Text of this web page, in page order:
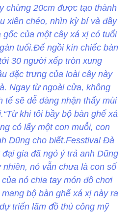
chừng 20cm được tạo thành
xiên chéo, nhìn kỳ bí và đầy
của một cây xá xị có tuổi
tuổi.Để ngồi kín chiếc bàn
30 người xếp tròn xung
đặc trưng của loài cây này
Ngay từ ngoài cửa, không
tế sẽ dễ dàng nhận thấy mùi
khi tôi bầy bộ bàn ghế xá
có lấy một con muỗi, con
Dũng cho biết.Fesstival Đà
gia đã ngỏ ý trả anh Dũng
nhiên, nó vẫn chưa là con số
nó chia tay món đồ chơi
bộ bàn ghế xá xị này ra
triển lãm đồ thủ công mỹ